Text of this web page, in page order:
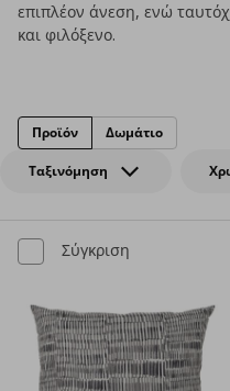
επιπλέον άνεση, ενώ
και φιλόξενο.
Ταξινόμηση
Προϊόν Δωμάτιο
Σύγκριση